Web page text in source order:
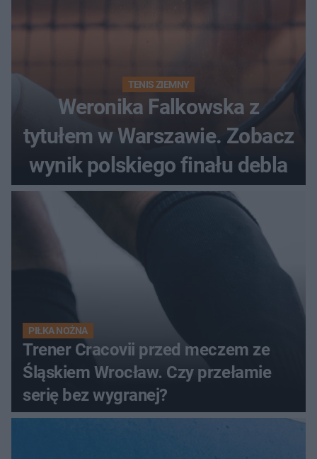
TENIS ZIEMNY
Weronika Falkowska z
tytułem w Warszawie. Zobacz
wynik polskiego finału debla
PIŁKA NOŻNA
Trener Cracovii przed meczem ze
Śląskiem Wrocław. Czy przełamie
serię bez wygranej?